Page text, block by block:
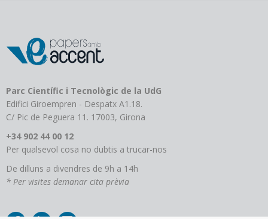
Parc Científic i Tecnològic de la UdG
Edifici Giroempren - Despatx A1.18.
C/ Pic de Peguera 11. 17003, Girona
+34 902 44 00 12
Per qualsevol cosa no dubtis a trucar-nos
De dilluns a divendres de 9h a 14h
* Per visites demanar cita prèvia